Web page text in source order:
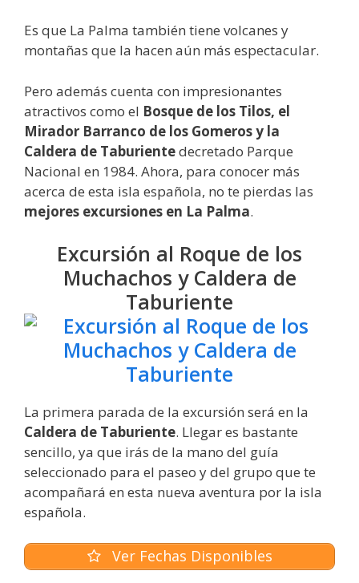
Es que La Palma también tiene volcanes y
montañas que la hacen aún más espectacular.
Pero además cuenta con impresionantes
atractivos como el Bosque de los Tilos, el
Mirador Barranco de los Gomeros y la
Caldera de Taburientedecretado Parque
Nacional en 1984. Ahora, para conocer más
acerca de esta isla española, no te pierdas las
mejores excursiones en La Palma.
Excursión al Roque de los
Muchachos y Caldera de
Taburiente
La primera parada de la excursión será en la
Caldera de Taburiente. Llegar es bastante
sencillo, ya que irás de la mano del guía
seleccionado para el paseo y del grupo que te
acompañará en esta nueva aventura por la isla
española.
Ver Fechas Disponibles